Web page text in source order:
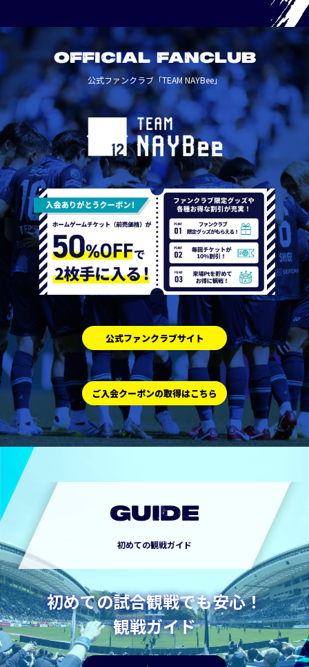
OFFICIAL FANCLUB
公式ファンクラブ「TEAM NAYBee」
公式ファンクラブサイト
ご入会クーポンの取得はこちら
GUIDE
初めての観戦ガイド
初めての試合観戦でも安心！
観戦ガイド